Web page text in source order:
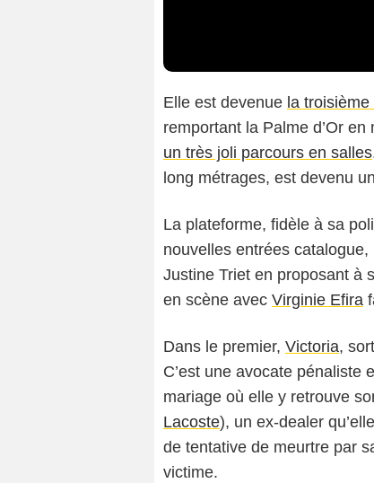
Elle est devenue la
remportant la Palme d’Or en
un très joli parcours en salles
long métrages, est devenu
La plateforme, fidèle à sa
nouvelles entrées
Justine Triet en proposant à
en scène avec Virginie Efira
Dans le premier, Victoria,
C’est une avocate pénaliste
mariage où elle y retrouve
Lacoste), un ex-dealer
de tentative de meurtre par
victime.